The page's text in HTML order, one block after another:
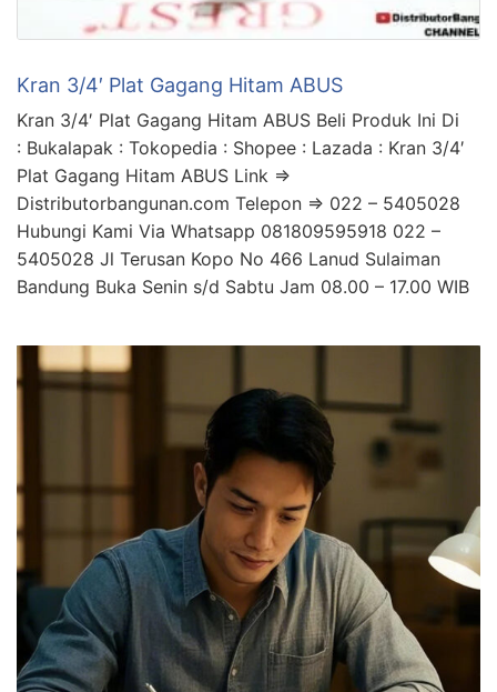
Kran 3/4′ Plat Gagang Hitam ABUS
Kran 3/4′ Plat Gagang Hitam ABUS Beli Produk Ini Di
: Bukalapak : Tokopedia : Shopee : Lazada : Kran 3/4′
Plat Gagang Hitam ABUS Link =>
Distributorbangunan.com Telepon => 022 – 5405028
Hubungi Kami Via Whatsapp 081809595918 022 –
5405028 Jl Terusan Kopo No 466 Lanud Sulaiman
Bandung Buka Senin s/d Sabtu Jam 08.00 – 17.00 WIB